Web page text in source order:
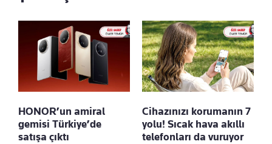
HONOR’un amiral
gemisi Türkiye’de
satışa çıktı
Cihazınızı korumanın 7
yolu! Sıcak hava akıllı
telefonları da vuruyor